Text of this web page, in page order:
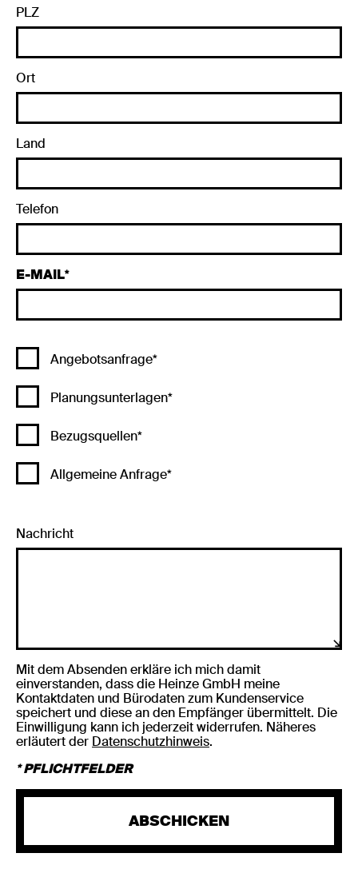
PLZ
Ort
Land
Telefon
E-MAIL
Angebotsanfrage*
Planungsunterlagen*
Bezugsquellen*
Allgemeine Anfrage*
Nachricht
Mit dem Absenden erkläre ich mich damit
einverstanden, dass die Heinze GmbH meine
Kontaktdaten und Bürodaten zum Kundenservice
speichert und diese an den Empfänger übermittelt. Die
Einwilligung kann ich jederzeit widerrufen. Näheres
erläutert der Datenschutzhinweis.
* PFLICHTFELDER
ABSCHICKEN